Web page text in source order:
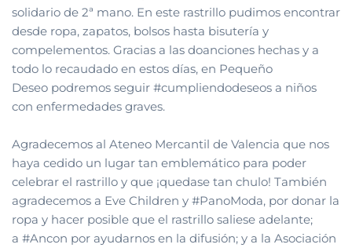
solidario de 2ª mano. En este rastrillo pudimos encontrar
desde ropa, zapatos, bolsos hasta bisutería y
compelementos. Gracias a las doanciones hechas y a
todo lo recaudado en estos días, en Pequeño
Deseo podremos seguir #cumpliendodeseos a niños
con enfermedades graves.
Agradecemos al Ateneo Mercantil de Valencia que nos
haya cedido un lugar tan emblemático para poder
celebrar el rastrillo y que ¡quedase tan chulo! También
agradecemos a Eve Children y #PanoModa, por donar la
ropa y hacer posible que el rastrillo saliese adelante;
a #Ancon por ayudarnos en la difusión; y a la Asociación